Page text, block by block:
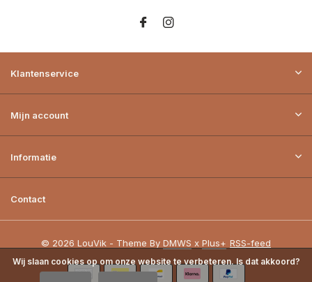
Klantenservice
Mijn account
Informatie
Contact
© 2026 LouVik - Theme By DMWS x Plus+ RSS-feed
Wij slaan cookies op om onze website te verbeteren. Is dat akkoord?